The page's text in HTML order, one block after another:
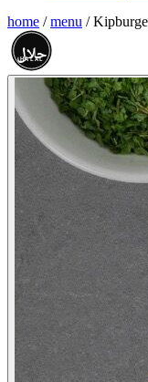
home / menu /
حلال
HALAL